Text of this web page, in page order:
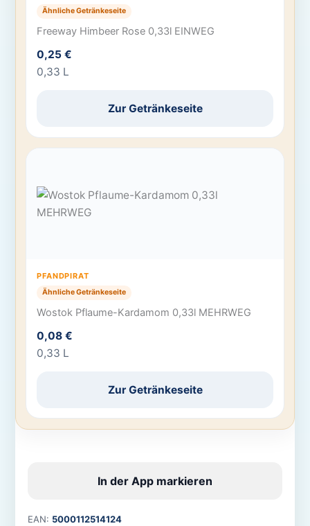
Ähnliche Getränkeseite
Freeway Himbeer Rose 0,33l EINWEG
0,25 €
0,33 L
Zur Getränkeseite
PFANDPIRAT
Ähnliche Getränkeseite
Wostok Pflaume-Kardamom 0,33l MEHRWEG
0,08 €
0,33 L
Zur Getränkeseite
In der App markieren
EAN: 5000112514124